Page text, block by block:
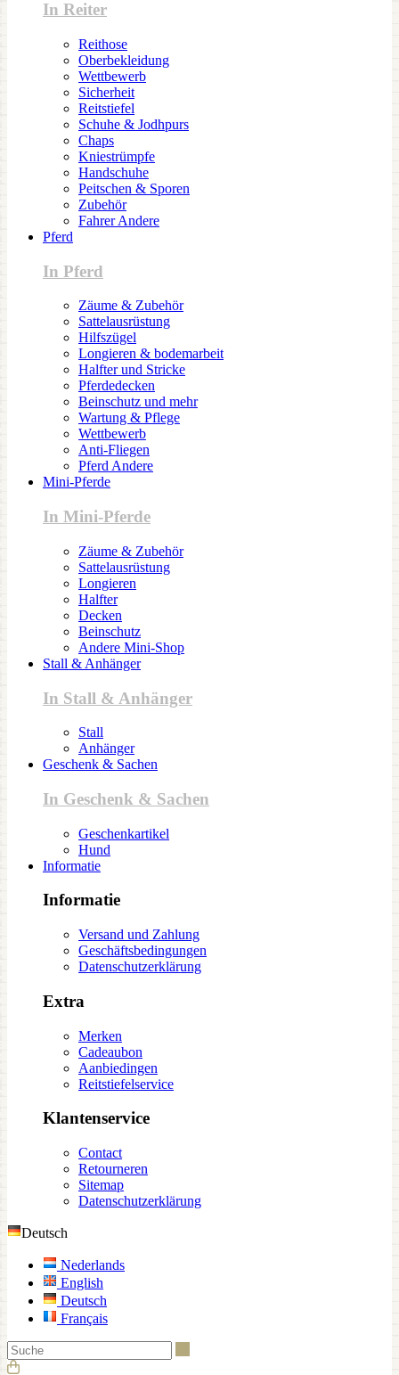
In Reiter
Reithose
Oberbekleidung
Wettbewerb
Sicherheit
Reitstiefel
Schuhe & Jodhpurs
Chaps
Kniestrümpfe
Handschuhe
Peitschen & Sporen
Zubehör
Fahrer Andere
Pferd
In Pferd
Zäume & Zubehör
Sattelausrüstung
Hilfszügel
Longieren & bodemarbeit
Halfter und Stricke
Pferdedecken
Beinschutz und mehr
Wartung & Pflege
Wettbewerb
Anti-Fliegen
Pferd Andere
Mini-Pferde
In Mini-Pferde
Zäume & Zubehör
Sattelausrüstung
Longieren
Halfter
Decken
Beinschutz
Andere Mini-Shop
Stall & Anhänger
In Stall & Anhänger
Stall
Anhänger
Geschenk & Sachen
In Geschenk & Sachen
Geschenkartikel
Hund
Informatie
Informatie
Versand und Zahlung
Geschäftsbedingungen
Datenschutzerklärung
Extra
Merken
Cadeaubon
Aanbiedingen
Reitstiefelservice
Klantenservice
Contact
Retourneren
Sitemap
Datenschutzerklärung
Deutsch
Nederlands
English
Deutsch
Français